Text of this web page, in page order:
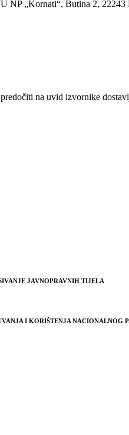
NP „Kornati“, Butina 2, 22243
na uvid izvornike
JAVNOPRAVNIH TIJELA
I KORIŠTENJA NACIONALNOG